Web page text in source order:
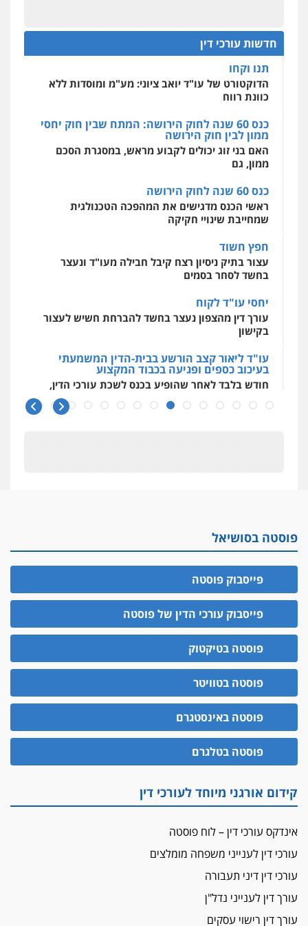
אחסון אתרים
מקצועיים לעורכי דין
מרכז התחלה חדשה
אסירים עבירות מין שירותים מקצועיים
לעורכי דין
חדשות עורכי דין
כנס תביעות ייצוגיות: הדילמה בין זכויות צרכנים
להגנה על עסקים קטנים
תנו וקחו
הדוקטורט של עו"ד יואב ציוני: מע"מ ומוסדות ללא
כוונת רווח
כנס 60 שנה לחוק הירושה: המתח שבין חוק יחסי
ממון לבין חוק הירושה
האם בני זוג יכולים לקבוע מראש, במסגרת הסכם
ממון, גם
כנס 60 שנה לחוק הירושה
ראשי הכנס מדגישים את המהפכה הטכנולגית
שמחייבת שינויי חקיקה
חפץ חשוד
עצור בתיק ניסיון רצח קיבל חבילה מעו"ד ונעצר
בחשד לסחר בסמים
יחסי עו"ד לקוח
עורך דין מהצפון נעצר בחשד להברחת חשיש לעצור
בקישון
עו"ד ליאור קצב הורשע בבית-הדין המשמעתי
בעיכוב כספים ופגיעה בכבוד המקצוע
חודש בלבד לאחר שהופיע בכנס לשכת עורכי הדין,
קצב הורשע
אלה המינויים
הוועדה לבחירת שופטים בחרה 26 שופטים ורשמים
נוספים
ראו הוזהרתם
הפרקליטות מקדמת הפללת עורכי דין "קונסילייריז"
בחוק המאבק בארגוני פשיעה
משרות אמון
יו"ר מחוז ת"א משבץ עובדות שלו למינוי דייני בית
הדין למשמעת
האופנוע חזר הביתה
עו"ד גיל פרידמן והרפתקאות אופנוע השטח שלו
הזכות לטנף
זוכה עורך-דין שהשווה את ברק לסינוואר ואת
מאסר לעורך הדין
פיקטיביות בשם פלסטינים
על המידתיות
ביה"ד המשמעתי ביטל השעיה לצמיתות של
עורכת-דין שהביעה שמחה ב-7 באוקטובר
אשם
פוסטה בסושיאל
פייסבוק פוסטה
פייסבוק עורכי הדין של פוסטה
פוסטה בטיקטוק
פוסטה בטוויטר
פוסטה באינסטגרם
פוסטה בטלגרם
קידום אורגני מיוחד לעורכי דין
אינדקס עורכי דין – לוח פוסטה
עורכי דין לענייני משפחה מומלצים
עורכי דין דיני תעבורה
עורך דין לענייני נדל"ן
עורך דין רישוי עסקים